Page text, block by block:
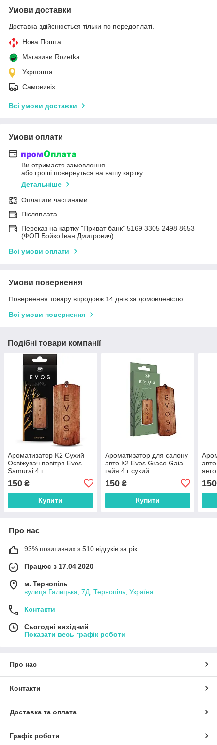
Умови доставки
Доставка здійснюється тільки по передоплаті.
Нова Пошта
Магазини Rozetka
Укрпошта
Самовивіз
Всі умови доставки
Умови оплати
Ви отримаєте замовлення
або гроші повернуться на вашу картку
Детальніше
Оплатити частинами
Післяплата
Переказ на картку "Приват банк" 5169 3305 2498 8653
(ФОП Бойко Іван Дмитрович)
Всі умови оплати
Умови повернення
Повернення товару впродовж 14 днів за домовленістю
Всі умови повернення
Подібні товари компанії
Ароматизатор K2 Сухий
Освіжувач повітря Evos
Samurai 4 г
150 ₴
Купити
Ароматизатор для салону
авто К2 Evos Grace Gaia
гайя 4 г сухий
150₴
Купити
150
Про нас
93% позитивних з 510 відгуків за рік
Працює з 17.04.2020
м. Тернопіль
вулиця Галицька, 7Д, Тернопіль, Україна
Контакти
Сьогодні вихідний
Показати весь графік роботи
Про нас
Контакти
Доставка та оплата
Графік роботи